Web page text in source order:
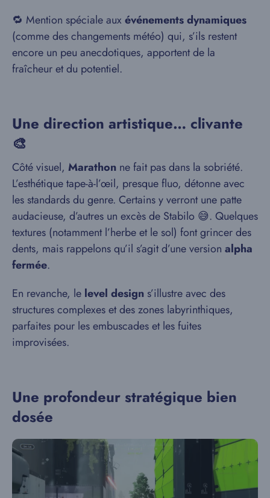
🔁 Mention spéciale auxévénements dynamiques
(comme des changements météo) qui, s’ils restent
encore un peu anecdotiques, apportent de la
fraîcheur et du potentiel.
Une direction artistique… clivante
🎨
Côté visuel, Marathon ne fait pas dans la sobriété.
L’esthétique tape-à-l’œil, presque fluo, détonne avec
les standards du genre. Certains y verront une patte
audacieuse, d’autres un excès de Stabilo 😅. Quelques
textures (notamment l’herbe et le sol) font grincer des
dents, mais rappelons qu’il s’agit d’une version alpha
fermée.
En revanche, le level design s’illustre avec des
structures complexes et des zones labyrinthiques,
parfaites pour les embuscades et les fuites
improvisées.
Une profondeur stratégique bien
dosée